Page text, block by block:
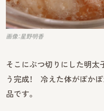
画像：星野明香
そこにぶつ切りにした明太
う完成！ 冷えた体がぽか
品です。